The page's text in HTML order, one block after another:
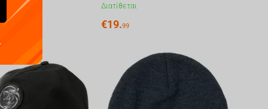
Διατίθεται
€19.99